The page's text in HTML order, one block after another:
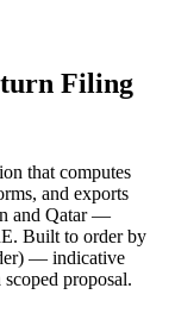
Filing
that computes
and exports
and Qatar —
Built to order by
— indicative
proposal.